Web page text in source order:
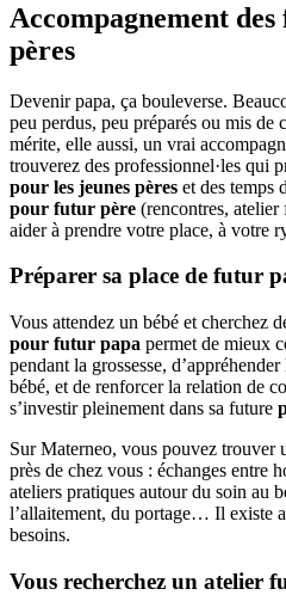
Accompagnement
pères
Devenir papa, ça bouleverse.
peu perdus, peu préparés ou mis de
mérite, elle aussi, un vrai
trouverez des professionnel·les qui
pour les jeunes pères et des temps
pour futur père (rencontres, atelier
aider à prendre votre place, à votre
Préparer sa place de futur
Vous attendez un bébé et cherchez
pour futur papa permet de mieux
pendant la grossesse,
bébé, et de renforcer la relation de
s’investir pleinement dans sa future
Sur Materneo, vous pouvez trouver
près de chez vous : échanges entre
ateliers pratiques autour du soin au
l’allaitement, du portage… Il existe
besoins.
Vous recherchez un atelier